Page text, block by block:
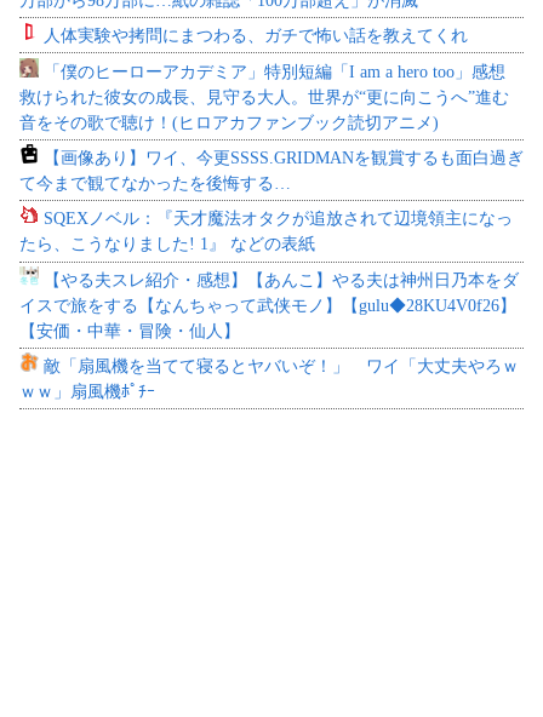
人体実験や拷問にまつわる、ガチで怖い話を教えてくれ
「僕のヒーローアカデミア」特別短編「I am a hero too」感想
救けられた彼女の成長、見守る大人。世界が“更に向こうへ”進む
音をその歌で聴け！(ヒロアカファンブック読切アニメ)
【画像あり】ワイ、今更SSSS.GRIDMANを観賞するも面白過ぎ
て今まで観てなかったを後悔する…
SQEXノベル：『天才魔法オタクが追放されて辺境領主になっ
たら、こうなりました! 1』 などの表紙
【やる夫スレ紹介・感想】【あんこ】やる夫は神州日乃本をダ
イスで旅をする【なんちゃって武侠モノ】【gulu◆28KU4V0f26】
【安価・中華・冒険・仙人】
敵「扇風機を当てて寝るとヤバいぞ！」 ワイ「大丈夫やろｗ
ｗｗ」扇風機ﾎﾟﾁｰ